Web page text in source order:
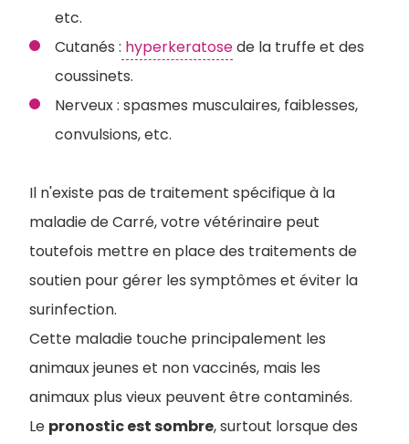
etc.
Cutanés : hyperkeratosede la truffe et des
coussinets.
Nerveux : spasmes musculaires, faiblesses,
convulsions, etc.
Il n'existe pas de traitement spécifique à la
maladie de Carré, votre vétérinaire peut
toutefois mettre en place des traitements de
soutien pour gérer les symptômes et éviter la
surinfection.
Cette maladie touche principalement les
animaux jeunes et non vaccinés, mais les
animaux plus vieux peuvent être contaminés.
Le pronostic est sombre, surtout lorsque des